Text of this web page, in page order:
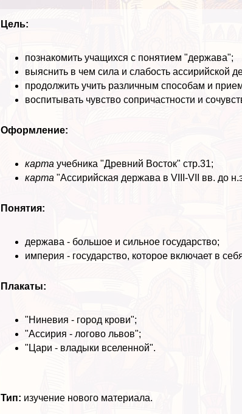
Цель:
познакомить учащихся с понятием "держава";
выяснить в чем сила и слабость ассирийской
продолжить учить различным способам и
воспитывать чувство сопричастности и
Оформление:
карта учебника "Древний Восток" стр.31;
карта "Ассирийская держава в VIII-VII вв. до
Понятия:
держава - большое и сильное государство;
империя - государство, которое включает в
Плакаты:
"Ниневия - город крови";
"Ассирия - логово львов";
"Цари - владыки вселенной".
Тип: изучение нового материала.